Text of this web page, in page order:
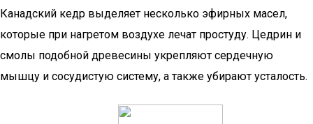
Канадский кедр выделяет несколько эфирных масел,
которые при нагретом воздухе лечат простуду. Цедрин и
смолы подобной древесины укрепляют сердечную
мышцу и сосудистую систему, а также убирают усталость.